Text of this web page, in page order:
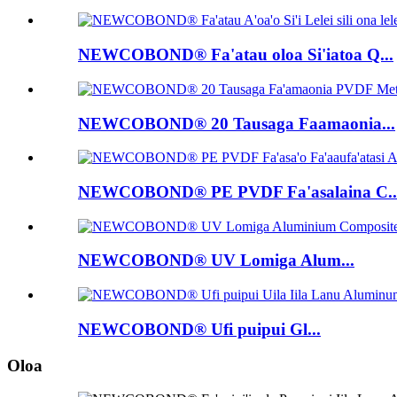
NEWCOBOND® Fa'atau oloa Si'iatoa Q...
NEWCOBOND® 20 Tausaga Faamaonia...
NEWCOBOND® PE PVDF Fa'asalaina
NEWCOBOND® UV Lomiga Alum...
NEWCOBOND® Ufi puipui Gl...
Oloa